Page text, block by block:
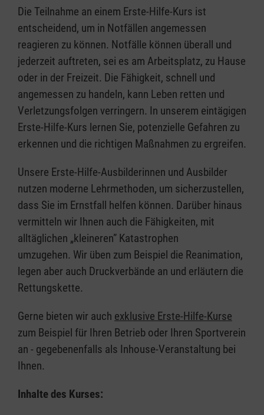
Die Teilnahme an einem Erste-Hilfe-Kurs ist
entscheidend, um in Notfällen angemessen
reagieren zu können. Notfälle können überall und
jederzeit auftreten, sei es am Arbeitsplatz, zu Hause
oder in der Freizeit. Die Fähigkeit, schnell und
angemessen zu handeln, kann Leben retten und
Verletzungsfolgen verringern. In unserem eintägigen
Erste-Hilfe-Kurs lernen Sie, potenzielle Gefahren zu
erkennen und die richtigen Maßnahmen zu ergreifen.
Unsere Erste-Hilfe-Ausbilderinnen und Ausbilder
nutzen moderne Lehrmethoden, um sicherzustellen,
dass Sie im Ernstfall helfen können. Darüber hinaus
vermitteln wir Ihnen auch die Fähigkeiten, mit
alltäglichen „kleineren” Katastrophen
umzugehen. Wir üben zum Beispiel die Reanimation,
legen aber auch Druckverbände an und erläutern die
Rettungskette.
Gerne bieten wir auch exklusive Erste-Hilfe-Kurse
zum Beispiel für Ihren Betrieb oder Ihren Sportverein
an - gegebenenfalls als Inhouse-Veranstaltung bei
Ihnen.
Inhalte des Kurses: